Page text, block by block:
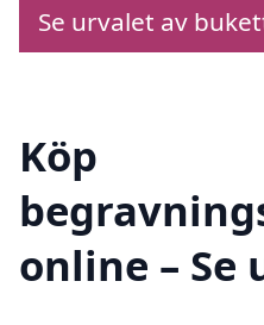
Se urvalet av
Köp
online –